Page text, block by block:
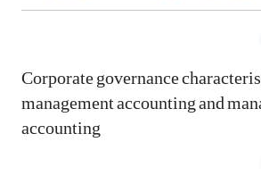
Corporate governance
management accounting and
accounting